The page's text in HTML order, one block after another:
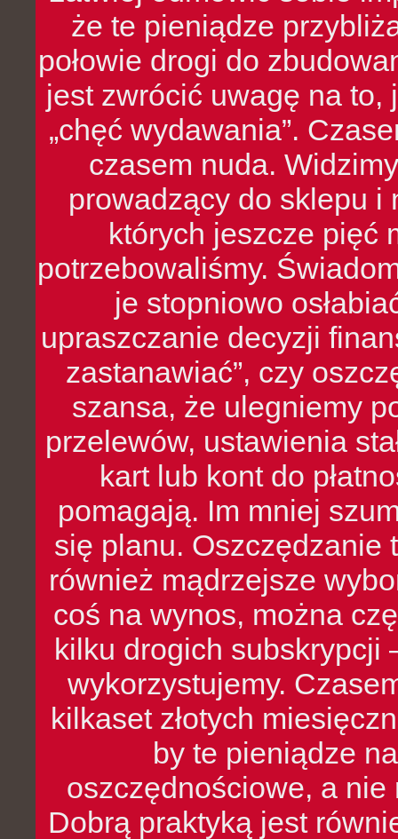
że te pieniądze
połowie drogi do
jest zwrócić uwagę na to,
„chęć wydawania”.
czasem nuda.
prowadzący do sklepu i
których jeszcze pięć
potrzebowaliśmy.
je stopniowo
upraszczanie decyzji
zastanawiać”, czy
szansa, że ulegniemy
przelewów, ustawienia
kart lub kont do
pomagają. Im mniej
się planu. Oszczędzanie
również mądrzejsze
coś na wynos, można
kilku drogich subskrypcji
wykorzystujemy.
kilkaset złotych
by te pieniądze
oszczędnościowe, a nie
Dobrą praktyką jest